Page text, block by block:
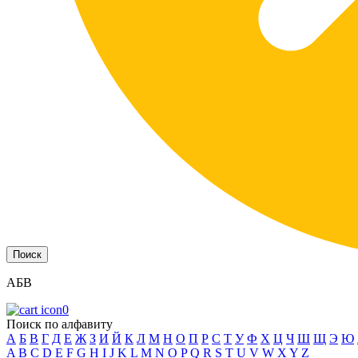
АБВ
0
Поиск по алфавиту
А Б В Г Д Е Ж З И Й К Л М Н О П Р С Т У Ф Х Ц Ч Ш Щ Э Ю
A B C D E F G H I J K L M N O P Q R S T U V W X Y Z